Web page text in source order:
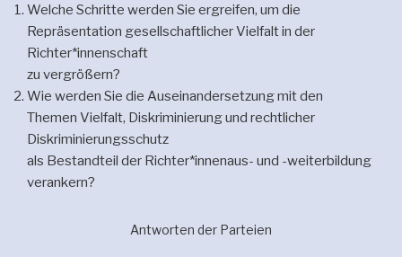
Welche Schritte werden Sie ergreifen, um die
Repräsentation gesellschaftlicher Vielfalt in der
Richter*innenschaft
zu vergrößern?
Wie werden Sie die Auseinandersetzung mit den
Themen Vielfalt, Diskriminierung und rechtlicher
Diskriminierungsschutz
als Bestandteil der Richter*innenaus- und -weiterbildung
verankern?
Antworten der Parteien